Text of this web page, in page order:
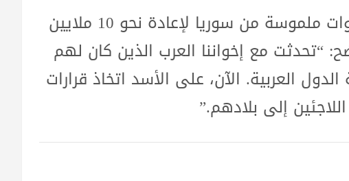
وشدد فيدان على ضرورة اتخاذ خطوات ملموسة من سوريا لإعادة نحو 10 ملايين
مع إخواننا العرب الذين كان لهم
العربية. الآن، على الأسد اتخاذ قرارات
إلى بلادهم.”